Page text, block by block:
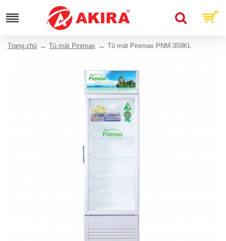
Trang chủ Tủ mát Pinimax Tủ mát Pinimax PNM-359KL